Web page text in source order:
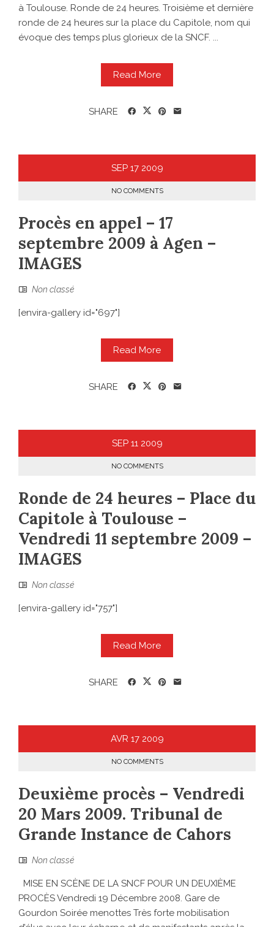
à Toulouse. Ronde de 24 heures. Troisième et dernière
ronde de 24 heures sur la place du Capitole, nom qui
évoque des temps plus glorieux de la SNCF. ...
Read More
SHARE
SEP 17 2009
NO COMMENTS
Procès en appel – 17
septembre 2009 à Agen –
IMAGES
Non classé
[envira-gallery id="697"]
Read More
SHARE
SEP 11 2009
NO COMMENTS
Ronde de 24 heures – Place du
Capitole à Toulouse –
Vendredi 11 septembre 2009 –
IMAGES
Non classé
[envira-gallery id="757"]
Read More
SHARE
AVR 17 2009
NO COMMENTS
Deuxième procès – Vendredi
20 Mars 2009. Tribunal de
Grande Instance de Cahors
Non classé
MISE EN SCÈNE DE LA SNCF POUR UN DEUXIÈME
PROCÈS Vendredi 19 Décembre 2008. Gare de
Gourdon Soirée menottes Très forte mobilisation